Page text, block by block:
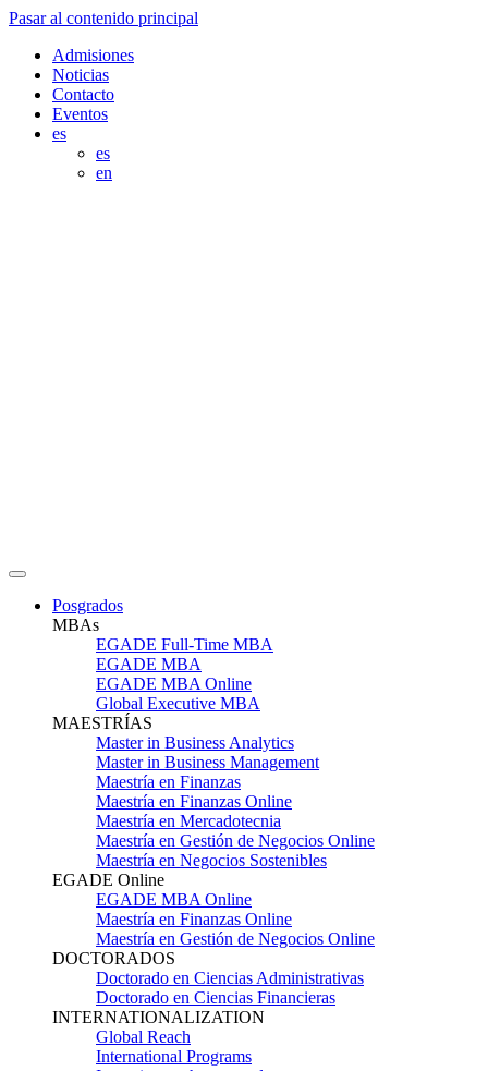
Pasar al contenido principal
Admisiones
Noticias
Contacto
Eventos
es
es
en
Posgrados
MBAs
EGADE Full-Time MBA
EGADE MBA
EGADE MBA Online
Global Executive MBA
MAESTRÍAS
Master in Business Analytics
Master in Business Management
Maestría en Finanzas
Maestría en Finanzas Online
Maestría en Mercadotecnia
Maestría en Gestión de Negocios Online
Maestría en Negocios Sostenibles
EGADE Online
EGADE MBA Online
Maestría en Finanzas Online
Maestría en Gestión de Negocios Online
DOCTORADOS
Doctorado en Ciencias Administrativas
Doctorado en Ciencias Financieras
INTERNATIONALIZATION
Global Reach
International Programs